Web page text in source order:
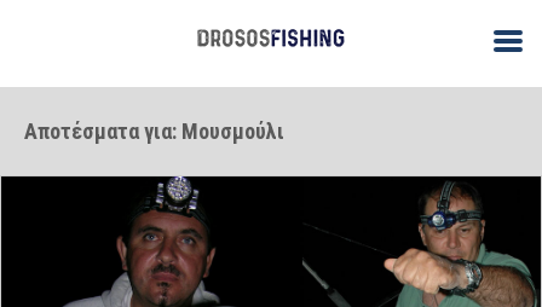
Αποτέσματα για: Μουσμούλι